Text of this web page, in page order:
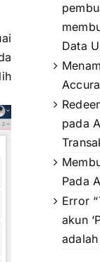
Data
pada
Pada
Error
akun